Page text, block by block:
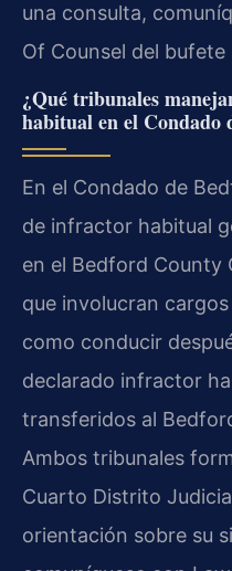
una consulta,
Of Counsel del
¿Qué tribunales
habitual en el Condado
En el Condado de
de infractor habitual
en el Bedford County
que involucran
como conducir
declarado infractor
transferidos al
Ambos tribunales
Cuarto Distrito
orientación sobre su